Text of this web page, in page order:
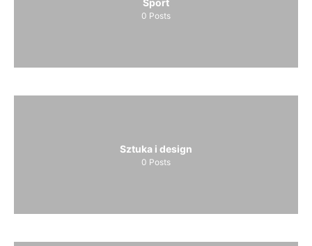
0 Posts
Sztuka i design
0 Posts